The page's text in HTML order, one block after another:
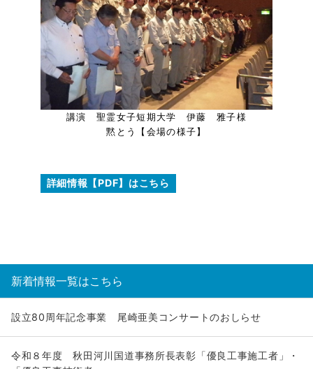
講演 聖霊女子短期大学 伊藤 雅子様
黙とう【会場の様子】
詳細情報【PDF】はこちら
新着情報一覧はこちら
設立80周年記念事業 尾崎亜美コンサートのおしらせ
令和８年度 秋田河川国道事務所長表彰「優良工事施工者」・